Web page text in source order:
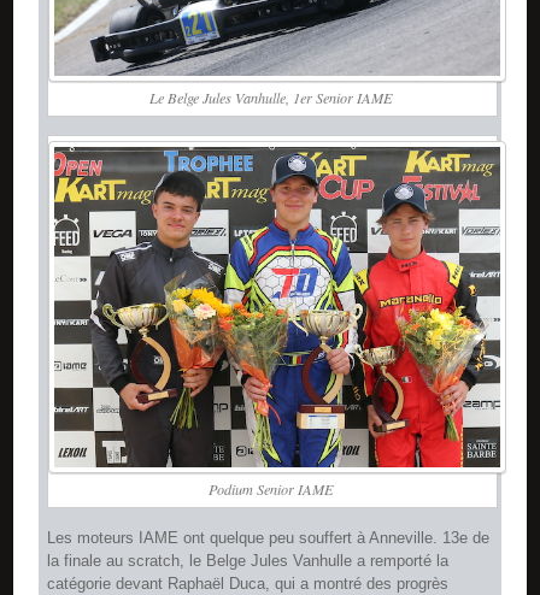
Le Belge Jules Vanhulle, 1er Senior IAME
Podium Senior IAME
Les moteurs IAME ont quelque peu souffert à Anneville. 13e de
la finale au scratch, le Belge Jules Vanhulle a remporté la
catégorie devant Raphaël Duca, qui a montré des progrès